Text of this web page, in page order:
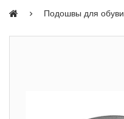
Подошвы для обуви